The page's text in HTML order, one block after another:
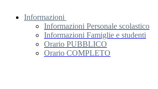
Informazioni
Informazioni Personale scolastico
Informazioni Famiglie e studenti
Orario PUBBLICO
Orario COMPLETO